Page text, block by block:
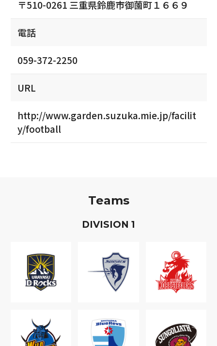
〒510-0261 三重県鈴鹿市御薗町１６６９
電話
059-372-2250
URL
http://www.garden.suzuka.mie.jp/facilit
y/football
Teams
DIVISION 1